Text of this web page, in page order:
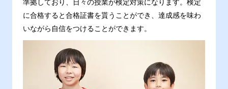
準拠しており、日々の授業が検定対策になります。検定
に合格すると合格証書を貰うことができ、達成感を味わ
いながら自信をつけることができます。